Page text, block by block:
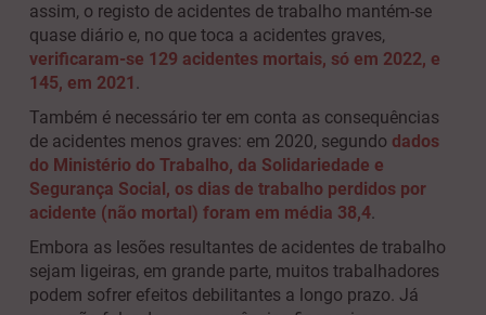
assim, o registo de acidentes de trabalho mantém-se
quase diário e, no que toca a acidentes graves,
verificaram-se 129 acidentes mortais, só em 2022, e
145, em 2021 .
Também é necessário ter em conta as consequências
de acidentes menos graves: em 2020, segundo dados
do Ministério do Trabalho, da Solidariedade e
Segurança Social, os dias de trabalho perdidos por
acidente (não mortal) foram em média 38,4.
Embora as lesões resultantes de acidentes de trabalho
sejam ligeiras, em grande parte, muitos trabalhadores
podem sofrer efeitos debilitantes a longo prazo. Já